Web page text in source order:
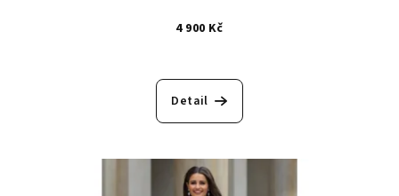
4 900 Kč
Detail